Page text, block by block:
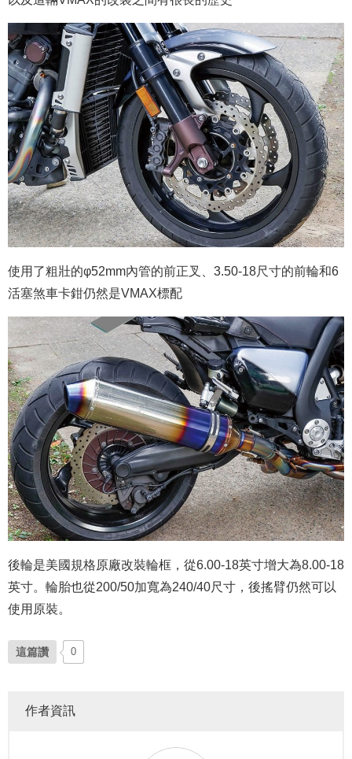
使用了粗壯的φ52mm內管的前正叉、3.50-18尺寸的前輪和6
活塞煞車卡鉗仍然是VMAX標配
後輪是美國規格原廠改裝輪框，從6.00-18英寸增大為8.00-18
英寸。輪胎也從200/50加寬為240/40尺寸，後搖臂仍然可以
使用原裝。
這篇讚 0
作者資訊